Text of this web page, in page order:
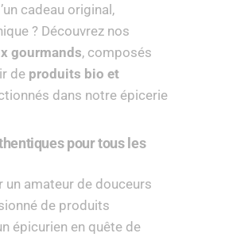
cadeau original,
? Découvrez nos
gourmands, composés
de produits bio et
dans notre épicerie
pour tous les
un amateur de douceurs
de produits
épicurien en quête de